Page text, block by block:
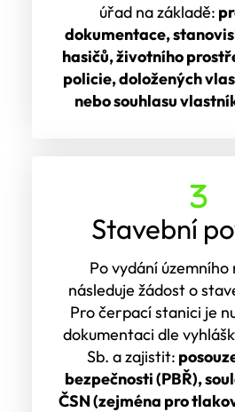
úřad na základě:
dokumentace,
hasičů, životního
policie, doložených
nebo souhlasu
Stavební
Po vydání
následuje žádost o
Pro čerpací stanici je
dokumentaci dle
Sb. a zajistit:
bezpečnosti (PBŘ),
ČSN (zejména pro